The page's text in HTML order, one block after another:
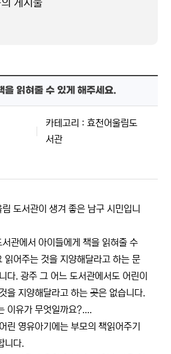
게시물
을 읽혀줄 수 있게 해주세요.
카테고리 : 효천어울림도
서관
도서관이 생겨 좋은 남구 시민입니
관에서 아이들에게 책을 읽혀줄 수
읽어주는 것을 지양해달라고 하는 문
다. 광주 그 어느 도서관에서도 어린이
을 지양해달라고 하는 곳은 없습니다.
이유가 무엇일까요?....
린 영유아기에는 부모의 책읽어주기
니다.